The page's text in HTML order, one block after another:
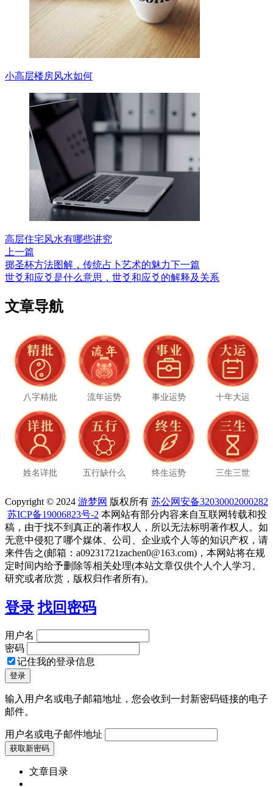
小高层楼房风水如何
高层住宅风水有哪些讲究
上一篇
掷圣杯方法图解，传统占卜艺术的魅力下一篇
世爻和应爻是什么意思，世爻和应爻的解释及关系
文章导航
八字精批 流年运势 事业运势 十年大运
姓名详批 五行缺什么 终生运势 三生三世
Copyright © 2024 游梦网 版权所有 苏公网安备32030002000282
苏ICP备19006823号-2 本网站有部分内容来自互联网转载和投
稿，由于找不到真正的著作权人，所以无法标明著作权人。如
无意中侵犯了哪个媒体、公司、企业或个人等的知识产权，请
来件告之(邮箱：a09231721zachen0@163.com)，本网站将在规
定时间内给予删除等相关处理(本站文章仅供个人个人学习、
研究或者欣赏，版权归作者所有)。
登录 找回密码
用户名
密码
记住我的登录信息
输入用户名或电子邮箱地址，您会收到一封新密码链接的电子
邮件。
用户名或电子邮件地址
文章目录